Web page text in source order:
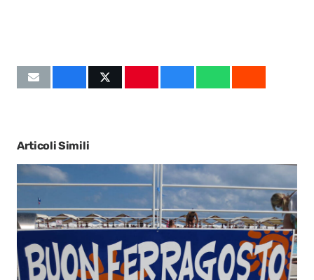
Articoli Simili